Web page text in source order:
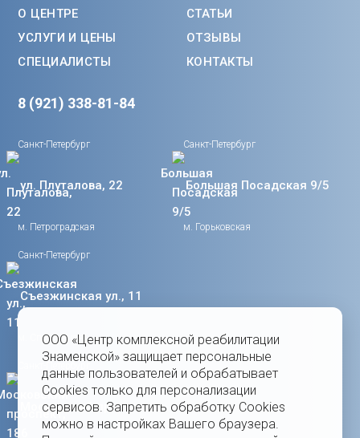
ООО «Центр комплексной реабилитации
Знаменской» защищает персональные
данные пользователей и обрабатывает
Cookies только для персонализации
сервисов. Запретить обработку Cookies
можно в настройках Вашего браузера.
О ЦЕНТРЕ
УСЛУГИ И ЦЕНЫ
СПЕЦИАЛИСТЫ
СТАТЬИ
ОТЗЫВЫ
КОНТАКТЫ
8 (921) 338-81-84
Санкт-Петербург
ул. Плуталова, 22
м. Петроградская
Санкт-Петербург
Большая Посадская 9/5
м. Горьковская
Санкт-Петербург
Съезжинская ул., 11
м. Спортивная
Московский проспект,